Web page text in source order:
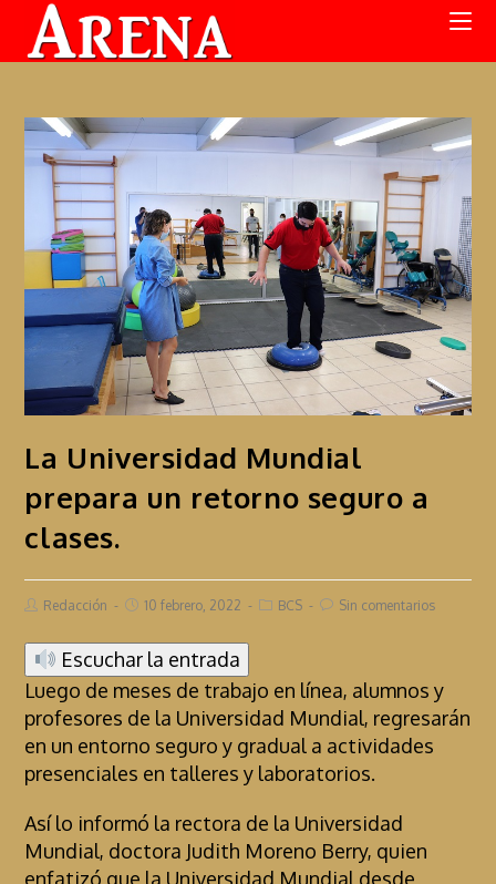
La Universidad Mundial
prepara un retorno seguro a
clases.
Redacción 10 febrero, 2022 BCS Sin comentarios
Escuchar la entrada
Luego de meses de trabajo en línea, alumnos y
profesores de la Universidad Mundial, regresarán
en un entorno seguro y gradual a actividades
presenciales en talleres y laboratorios.
Así lo informó la rectora de la Universidad
Mundial, doctora Judith Moreno Berry, quien
enfatizó que la Universidad Mundial desde